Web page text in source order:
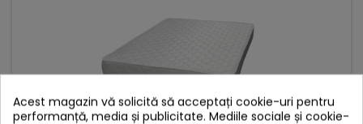
Acest magazin vă solicită să acceptați cookie-uri pentru
performanță, media și publicitate. Mediile sociale și cookie-